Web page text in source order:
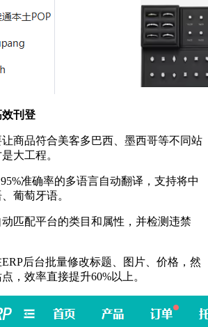
刊登
商品符合美客多巴西、墨西哥等不同站
大工程。
准确率的多语言自动翻译，支持将中
葡萄牙语。
匹配平台的类目和属性，并检测违禁
后台批量修改标题、图片、价格，然
，效率直接提升60%以上。